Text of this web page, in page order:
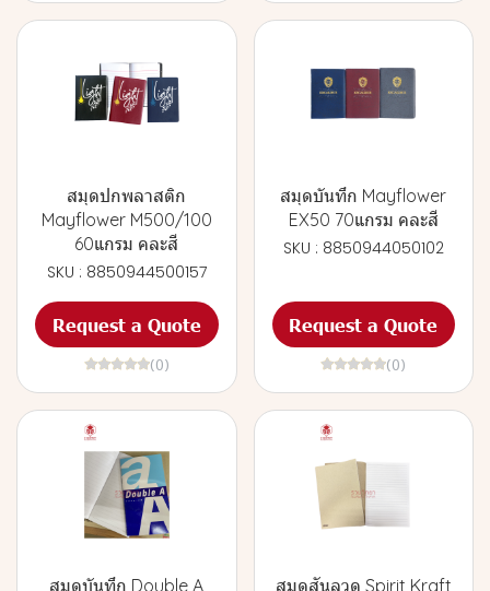
สมุดปกพลาสติก
Mayflower M500/100
60แกรม คละสี
SKU : 8850944500157
Request a Quote
(0)
สมุดบันทึก Mayflower
EX50 70แกรม คละสี
SKU : 8850944050102
Request a Quote
(0)
สมุดบันทึก Double A สมุดสันลวด Spirit Kraft